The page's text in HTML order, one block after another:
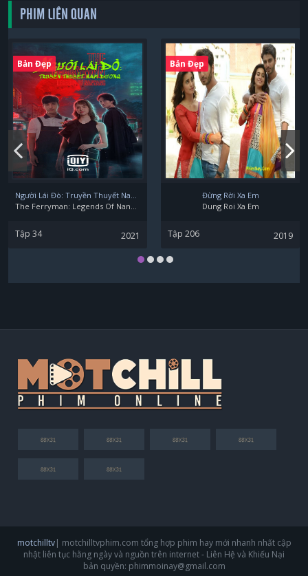
Sugimoto Tetta
Emoto Akira
PHIM LIÊN QUAN
Bản Đẹp
Người Lái Đò: Truyền Thuyết Nam Dương
The Ferryman: Legends Of Nanyang
Tập 34 2021
Bản Đẹp
Đừng Rời Xa Em
Dung Roi Xa Em
Tập 206 2019
motchilltv| motchilltvphim.com tổng hợp phim hay mới nhanh nhất cập
nhật liên tục hằng ngày và nguồn trên internet - Liên Hệ và Khiếu Nại
bản quyền: phimmoinay@gmail.com